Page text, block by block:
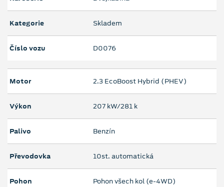
Kategorie Skladem
Číslo vozu D0076
Motor 2.3 EcoBoost Hybrid (PHEV)
Výkon 207 kW/281 k
Palivo Benzín
Převodovka 10st. automatická
Pohon Pohon všech kol (e-4WD)